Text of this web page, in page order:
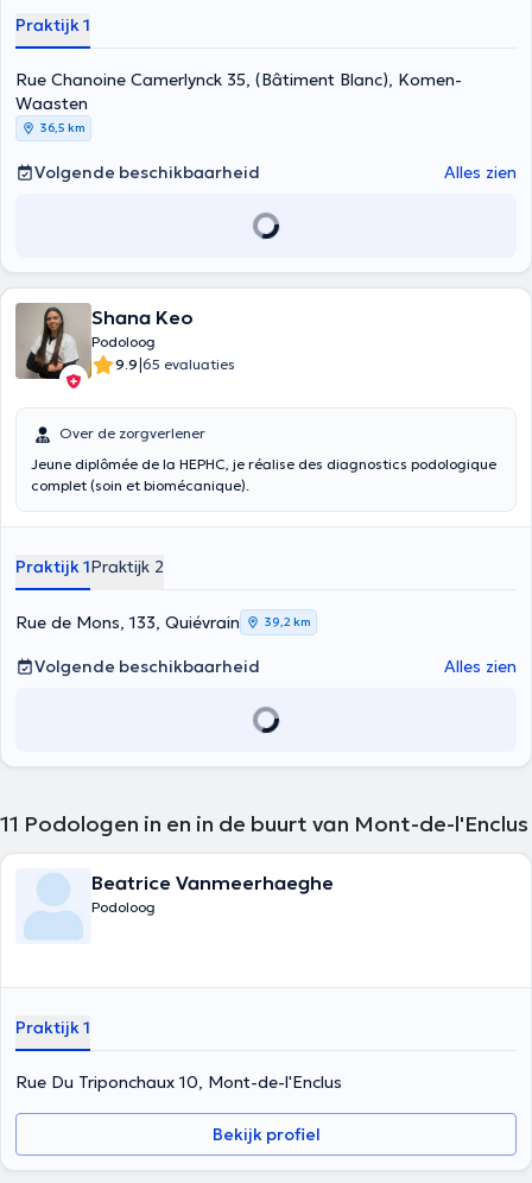
Praktijk 1
Rue Chanoine Camerlynck 35, (Bâtiment Blanc), Komen-
Waasten
36,5 km
Volgende beschikbaarheid Alles zien
Shana Keo
Podoloog
9.9|65 evaluaties
Over de zorgverlener
Jeune diplômée de la HEPHC, je réalise des diagnostics podologique
complet (soin et biomécanique).
Praktijk 1Praktijk 2
Rue de Mons, 133, Quiévrain 39,2 km
Volgende beschikbaarheid Alles zien
11 Podologen in en in de buurt van Mont-de-l'Enclus
Beatrice Vanmeerhaeghe
Podoloog
Praktijk 1
Rue Du Triponchaux 10, Mont-de-l'Enclus
Bekijk profiel